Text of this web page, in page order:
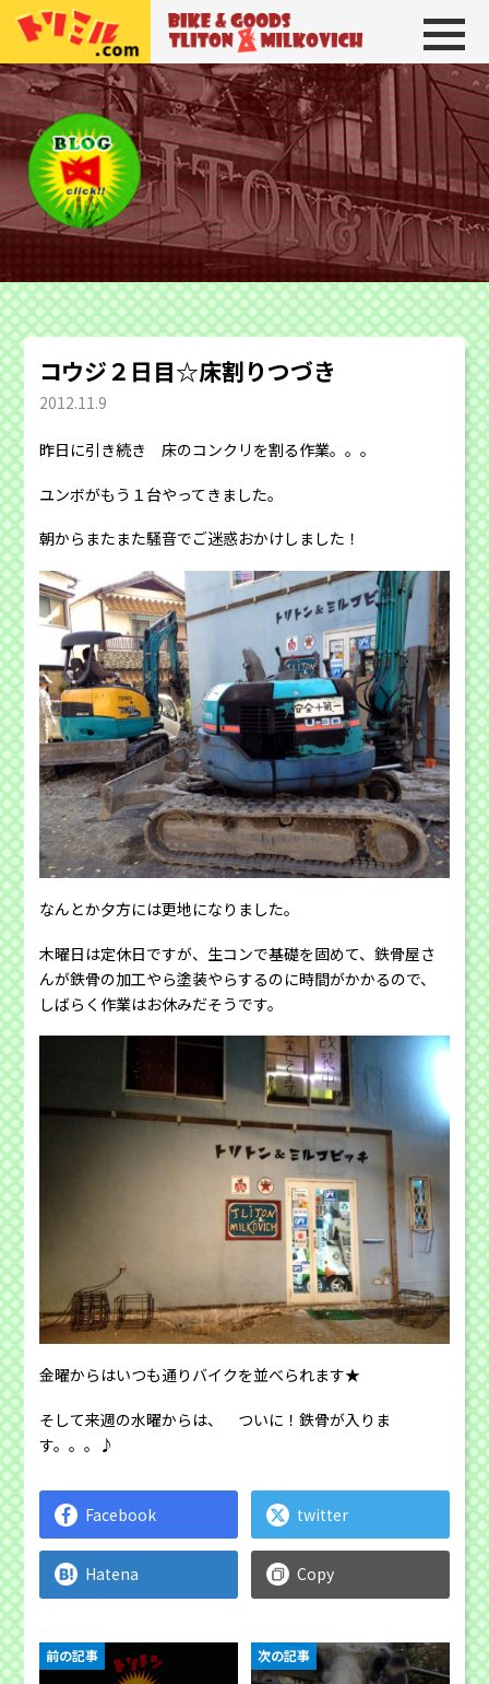
トリトン＆ミルコビッチ BIKE＆
コウジ２日目☆床割りつづき
2012.11.9
昨日に引き続き 床のコンクリを割る作業。。。
ユンボがもう１台やってきました。
朝からまたまた騒音でご迷惑おかけしました！
なんとか夕方には更地になりました。
木曜日は定休日ですが、生コンで基礎を固めて、鉄骨屋さ
んが鉄骨の加工やら塗装やらするのに時間がかかるので、
しばらく作業はお休みだそうです。
金曜からはいつも通りバイクを並べられます★
そして来週の水曜からは、 ついに！鉄骨が入りま
す。。。♪
Facebook twitter
Hatena Copy
前の記事 次の記事